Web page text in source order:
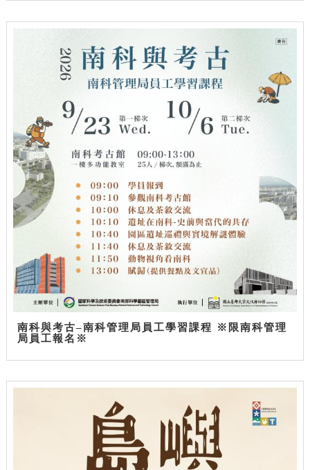
南科與考古–南科管理局員工學習課程 ※限南科管理
局員工報名※